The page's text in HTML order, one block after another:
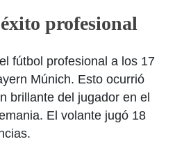
profesional
fútbol profesional a los 17
Múnich. Esto ocurrió
brillante del jugador en el
El volante jugó 18